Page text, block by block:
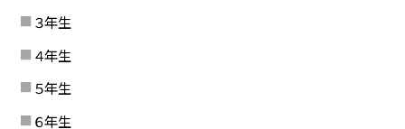
３年生
４年生
５年生
６年生